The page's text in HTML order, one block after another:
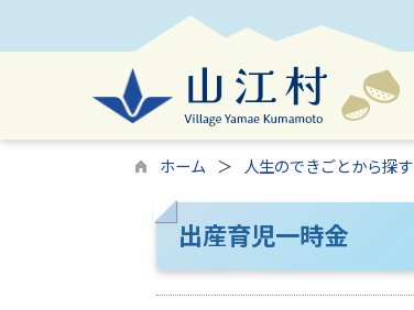
ホーム 人生のできごとから探す
出産育児一時金